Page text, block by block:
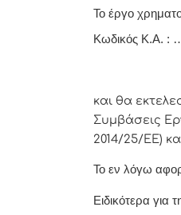
Το έργο
Κωδικός
και θα
Συμβάσεις
2014/25/ΕΕ)
Το εν λόγω
Ειδικότερα για